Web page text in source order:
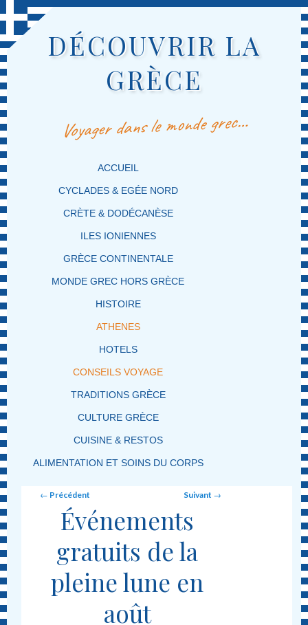
DÉCOUVRIR LA
GRÈCE
Voyager dans le monde grec…
MENU PRINCIPAL
MASQUER LA NAVIGATION PRINCIPALE
MASQUER LA NAVIGATION SECONDAIRE
ACCUEIL
CYCLADES & EGÉE NORD
CRÈTE & DODÉCANÈSE
ILES IONIENNES
GRÈCE CONTINENTALE
MONDE GREC HORS GRÈCE
HISTOIRE
ATHENES
HOTELS
CONSEILS VOYAGE
TRADITIONS GRÈCE
CULTURE GRÈCE
CUISINE & RESTOS
ALIMENTATION ET SOINS DU CORPS
Post navigation
← Précédent Suivant →
Événements
gratuits de la
pleine lune en
août